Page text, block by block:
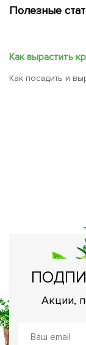
Полезные
Как вырастить
Как посадить и
Акции,